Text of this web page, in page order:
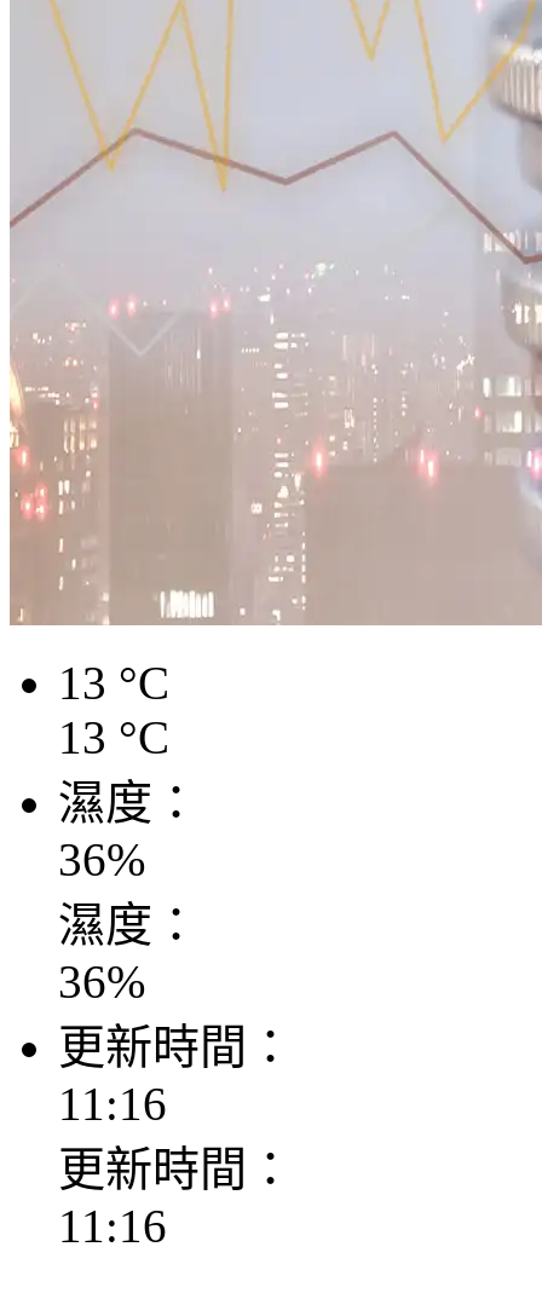
13 °C
13 °C
濕度：
36%
濕度：
36%
更新時間：
11:16
更新時間：
11:16